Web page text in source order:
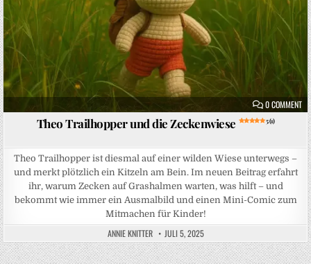
0 COMMENT
Theo Trailhopper und die Zeckenwiese 5 (1)
Theo Trailhopper ist diesmal auf einer wilden Wiese unterwegs –
und merkt plötzlich ein Kitzeln am Bein. Im neuen Beitrag erfahrt
ihr, warum Zecken auf Grashalmen warten, was hilft – und
bekommt wie immer ein Ausmalbild und einen Mini-Comic zum
Mitmachen für Kinder!
ANNIE KNITTER JULI 5, 2025